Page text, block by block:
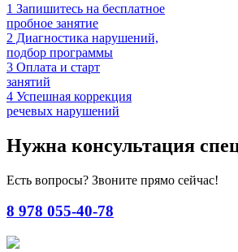
1 Запишитесь на бесплатное
пробное занятие
2 Диагностика нарушений,
подбор программы
3 Оплата и старт
занятий
4 Успешная коррекция
речевых нарушений
Нужна консультация
Есть вопросы? Звоните прямо сейчас!
8 978 055-40-78